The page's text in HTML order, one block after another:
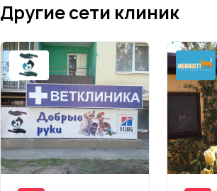
Другие сети клиник